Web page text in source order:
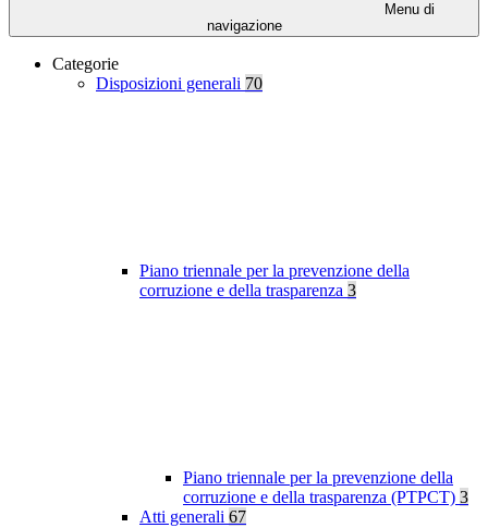
Menu di
navigazione
Categorie
Disposizioni generali 70
Piano triennale per la prevenzione della
corruzione e della trasparenza 3
Piano triennale per la prevenzione della
corruzione e della trasparenza (PTPCT) 3
Atti generali 67